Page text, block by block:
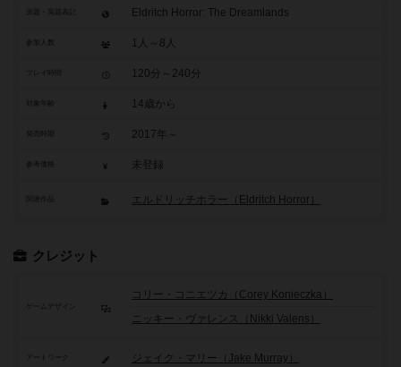
Eldritch Horror: The Dreamlands
参加人数 1人～8人
120分～240分
14歳から
2017年～
参考価格 未登録
関連作品 エルドリッチホラー（Eldritch Horror）
クレジット
ゲームデザイン
コリー・コニエツカ（Corey Konieczka）
ニッキー・ヴァレンス（Nikki Valens）
アートワーク ジェイク・マリー（Jake Murray）